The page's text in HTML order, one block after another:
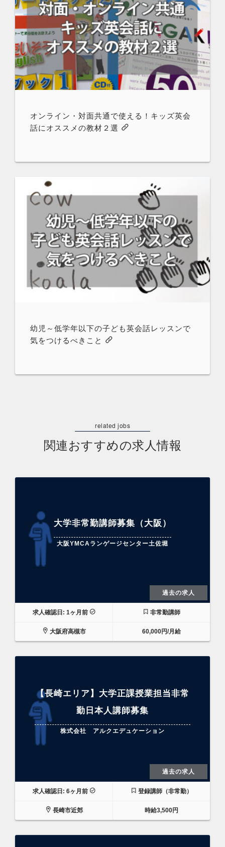
オンライン・対面共通で使える！キッズ英会
話にオススメの教材２選
幼児～低学年以下の子ども英会話レッスンで
気をつけるべきこと
関連おすすめの求人情報
大学非常勤講師募集（大阪）
大阪YMCAランゲージセンター土佐堀
過去の求人
求人確認日: 1ヶ月前 非常勤講師
大阪府高槻市 60,000円/月給
【長崎エリア】大学正課授業担当非常
勤日本人講師募集
株式会社 アルクエデュケーション
過去の求人
求人確認日: 6ヶ月前 登録講師（非常勤）
長崎市近郊 時給3,500円